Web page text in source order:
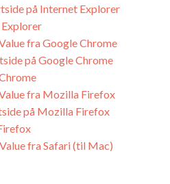
på Internet Explorer
fra Google Chrome
på Google Chrome
fra Mozilla Firefox
på Mozilla Firefox
fra Safari (til Mac)